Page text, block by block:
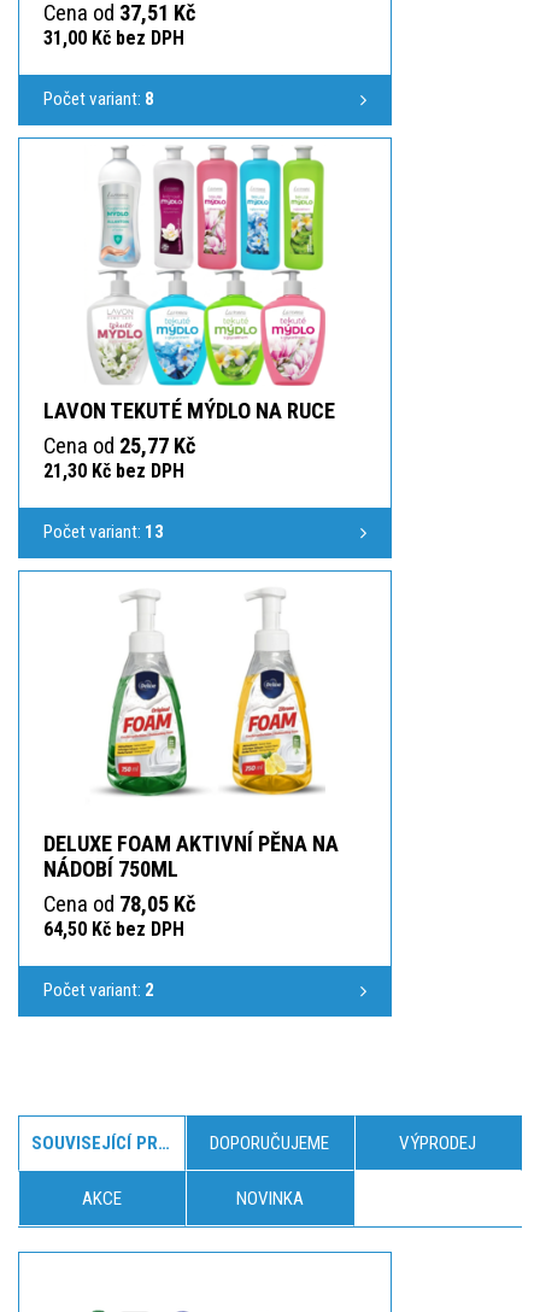
Cena od 37,51 Kč
31,00 Kč bez DPH
Počet variant: 8
LAVON TEKUTÉ MÝDLO NA RUCE
Cena od 25,77 Kč
21,30 Kč bez DPH
Počet variant: 13
DELUXE FOAM AKTIVNÍ PĚNA NA
NÁDOBÍ 750ML
Cena od 78,05 Kč
64,50 Kč bez DPH
Počet variant: 2
SOUVISEJÍCÍ PRODUKTY DOPORUČUJEME VÝPRODEJ
AKCE NOVINKA